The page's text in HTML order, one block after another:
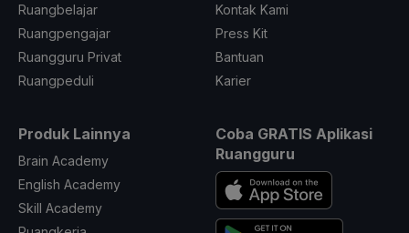
Ruangbelajar
Ruangpengajar
Ruangguru Privat
Ruangpeduli
Kontak Kami
Press Kit
Bantuan
Karier
Produk Lainnya
Brain Academy
English Academy
Skill Academy
Coba GRATIS Aplikasi
Ruangguru